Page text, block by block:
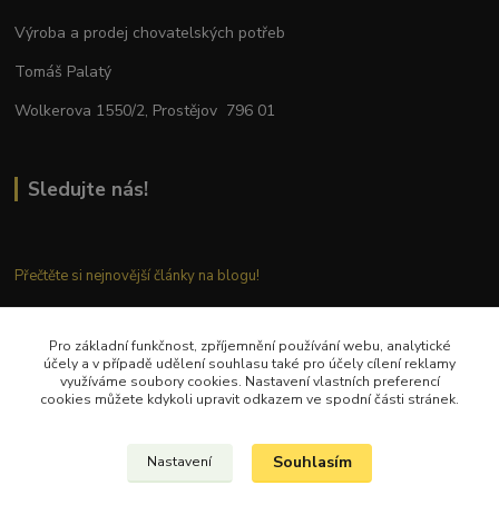
Výroba a prodej chovatelských potřeb
Tomáš Palatý
Wolkerova 1550/2, Prostějov 796 01
Sledujte nás!
Přečtěte si nejnovější články na blogu!
Kontaktujte nás
Tel.: + 420 777 282 683
Pro základní funkčnost, zpříjemnění používání webu, analytické
účely a v případě udělení souhlasu také pro účely cílení reklamy
využíváme soubory cookies. Nastavení vlastních preferencí
cookies můžete kdykoli upravit odkazem ve spodní části stránek.
Nastavení Souhlasím